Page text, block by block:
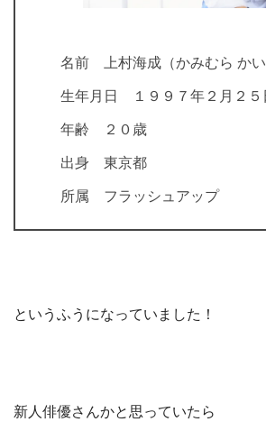
名前 上村海成（かみむら かい
生年月日 １９９７年２月２５
年齢 ２０歳
出身 東京都
所属 フラッシュアップ
というふうになっていました！
新人俳優さんかと思っていたら